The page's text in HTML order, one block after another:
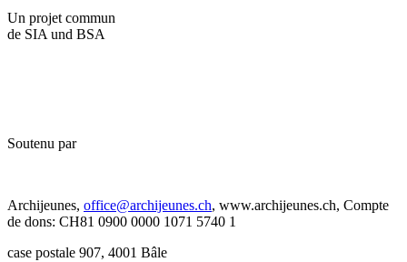
Un projet commun
de SIA und BSA
Soutenu par
Archijeunes, office@archijeunes.ch, www.archijeunes.ch, Compte
de dons: CH81 0900 0000 1071 5740 1
case postale 907, 4001 Bâle